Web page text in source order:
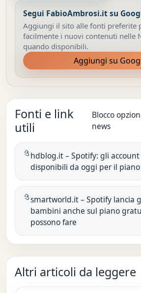
Segui FabioAmbrosi.it su
Aggiungi il sito alle fonti preferite
facilmente i nuovi contenuti nelle
quando disponibili.
Aggiungi su
Fonti e link
utili
Blocco
news
hdblog.it – Spotify: gli
disponibili da oggi per il
smartworld.it – Spotify lancia
bambini anche sul piano
possono fare
Altri articoli da leggere